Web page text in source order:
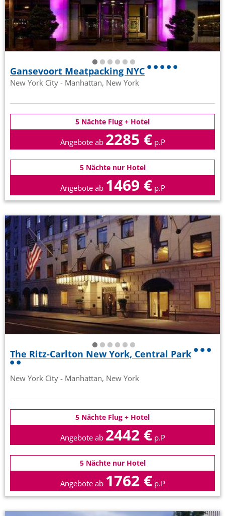
Gansevoort Meatpacking NYC
New York City - Manhattan, New York
5 Nächte Flug + Hotel
Angebote ab 2285 € p.P
5 Nächte nur Hotel
Angebote ab 1469 € p.P
The Ritz-Carlton New York, Central Park
New York City - Manhattan, New York
5 Nächte Flug + Hotel
Angebote ab 2442 € p.P
5 Nächte nur Hotel
Angebote ab 1762 € p.P